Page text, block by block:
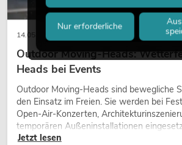
14.05.2026
Outdoor Moving-Heads:
Heads bei Events
Outdoor Moving-Heads sind bewegliche
den Einsatz im Freien. Sie werden bei
Open-Air-Konzerten,
temporären Außeninstallationen
Jetzt lesen
Nur erforderliche